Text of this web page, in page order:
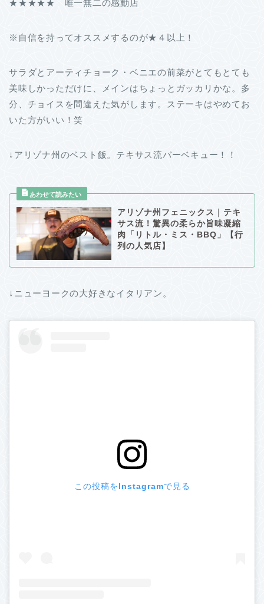
★★★★★ 唯一無二の感動店
※自信を持ってオススメするのが★４以上！
サラダとアーティチョーク・ベニエの前菜がとてもとても
美味しかっただけに、メインはちょっとガッカリかな。多
分、チョイスを間違えた気がします。ステーキはやめてお
いた方がいい！笑
↓アリゾナ州のベスト飯。テキサス流バーベキュー！！
アリゾナ州フェニックス｜テキ
サス流！驚異の柔らか旨味凝縮
肉「リトル・ミス・BBQ」【行
列の人気店】
↓ニューヨークの大好きなイタリアン。
この投稿をInstagramで見る